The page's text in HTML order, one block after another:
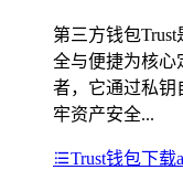
第三方钱包
全与便捷为核心
者，它通过私钥
牢资产安全...
Trust钱包下载